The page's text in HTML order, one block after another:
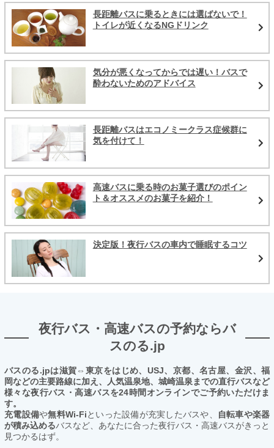
長距離バスに乗るときには選ばないで！
トイレが近くなるNGドリンク
気分が悪くなってからでは遅い！バスで
酔わないためのアドバイス
長距離バスはエコノミークラス症候群に
気を付けて！
高速バスに乗る時のお菓子選びのポイン
ト＆オススメのお菓子を紹介！
決定版！夜行バスの車内で睡眠するコツ
夜行バス・高速バスの予約ならバ
スのる.jp
バスのる.jpは滋賀⇔東京をはじめ、USJ、京都、名古屋、金沢、福
岡などの主要路線に加え、人気温泉地、城崎温泉までの直行バスなど
様々な夜行バス・高速バスを24時間オンラインでご予約いただけま
す。
充電設備や無料Wi-Fiといった設備が充実したバスや、
自転車や楽器
が積み込めるバスなど、あなたに合った夜行バス・高速バスがきっと
見つかるはず。